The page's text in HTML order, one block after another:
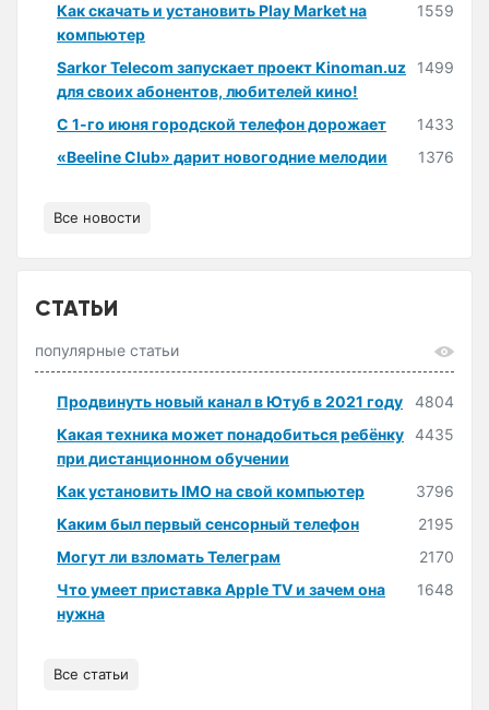
Как скачать и установить Play Market на
компьютер
1559
Sarkor Telecom запускает проект Kinoman.uz
для своих абонентов, любителей кино!
1499
С 1-го июня городской телефон дорожает
1433
«Beeline Club» дарит новогодние мелодии
1376
Все новости
СТАТЬИ
популярные статьи
Продвинуть новый канал в Ютуб в 2021 году
4804
Какая техника может понадобиться ребёнку
при дистанционном обучении
4435
Как установить IMO на свой компьютер
3796
Каким был первый сенсорный телефон
2195
Могут ли взломать Телеграм
2170
Что умеет приставка Apple TV и зачем она
нужна
1648
Все статьи